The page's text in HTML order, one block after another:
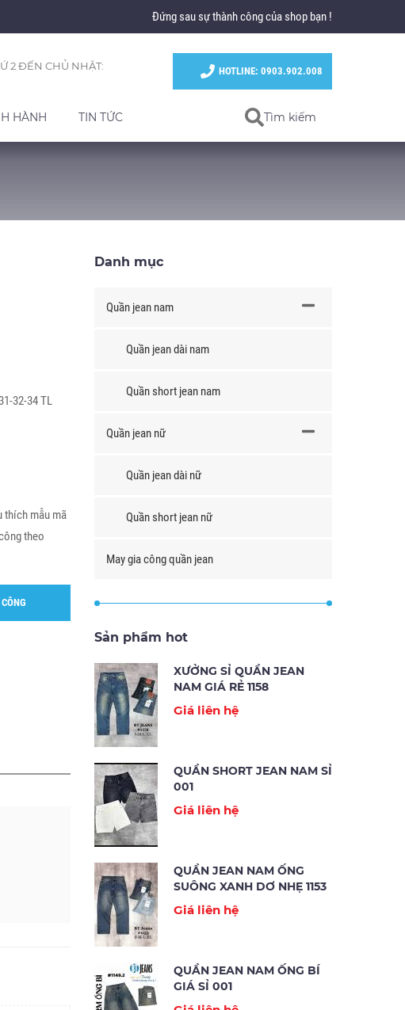
Đứng sau sự thành công của shop bạn !
2 ĐẾN CHỦ NHẬT:
HOTLINE: 0903.902.008
HÀNH TIN TỨC Tìm kiếm
32-34 TL
thích mẫu mã
theo
Danh mục
Quần jean nam
Quần jean dài nam
Quần short jean nam
Quần jean nữ
Quần jean dài nữ
Quần short jean nữ
May gia công quần jean
Sản phẩm hot
XƯỞNG SỈ QUẦN JEAN
NAM GIÁ RẺ 1158
Giá liên hệ
QUẦN SHORT JEAN NAM SỈ
001
Giá liên hệ
QUẦN JEAN NAM ỐNG
SUÔNG XANH DƠ NHẸ 1153
Giá liên hệ
QUẦN JEAN NAM ỐNG BÍ
GIÁ SỈ 001